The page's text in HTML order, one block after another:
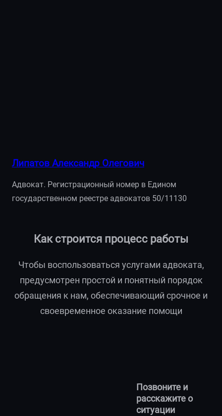
Липатов Александр Олегович
Адвокат. Регистрационный номер в Едином
государственном реестре адвокатов 50/11130
Как строится процесс работы
Чтобы воспользоваться услугами адвоката,
предусмотрен простой и понятный порядок
обращения к нам, обеспечивающий срочное и
своевременное оказание помощи
Позвоните и
расскажите о
ситуации